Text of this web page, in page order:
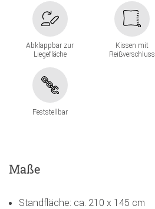
Abklappbar zur
Liegefläche
Kissen mit
Reißverschluss
Feststellbar
Maße
Standfläche: ca. 210 x 145 cm